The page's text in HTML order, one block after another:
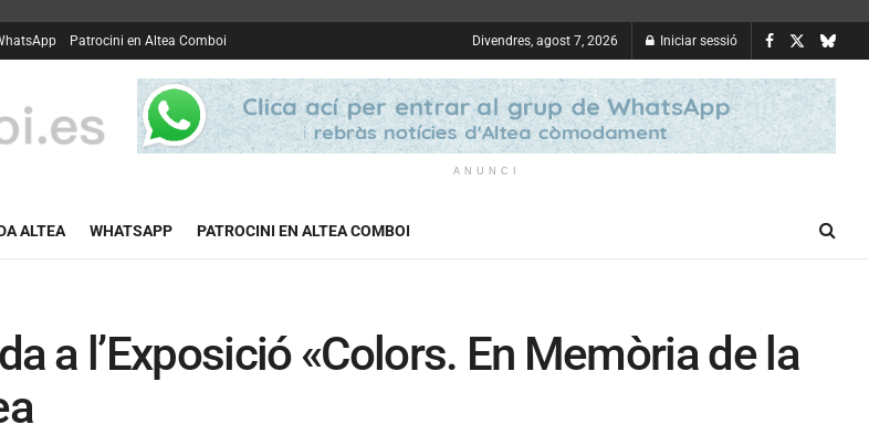
Patrocini en Altea Comboi Divendres, agost 7, 2026 Iniciar sessió
ANUNCI
ALTEA WHATSAPP PATROCINI EN ALTEA COMBOI
a l’Exposició «Colors. En Memòria de la